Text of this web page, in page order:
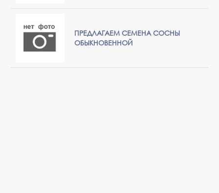
ПРЕДЛАГАЕМ CЕМЕНА СОСНЫ
ОБЫКНОВЕННОЙ